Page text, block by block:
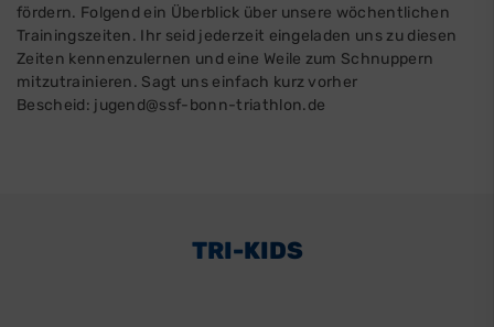
fördern. Folgend ein Überblick über unsere wöchentlichen
Trainingszeiten. Ihr seid jederzeit eingeladen uns zu diesen
Zeiten kennenzulernen und eine Weile zum Schnuppern
mitzutrainieren. Sagt uns einfach kurz vorher
Bescheid: jugend@ssf-bonn-triathlon.de
TRI-KIDS